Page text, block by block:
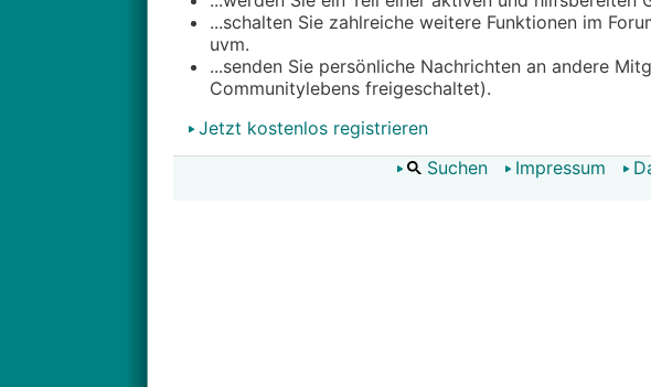
...schalten Sie zahlreiche weitere Funktionen im
uvm.
...senden Sie persönliche Nachrichten an andere
Communitylebens freigeschaltet).
Jetzt kostenlos registrieren
Suchen
Impressum